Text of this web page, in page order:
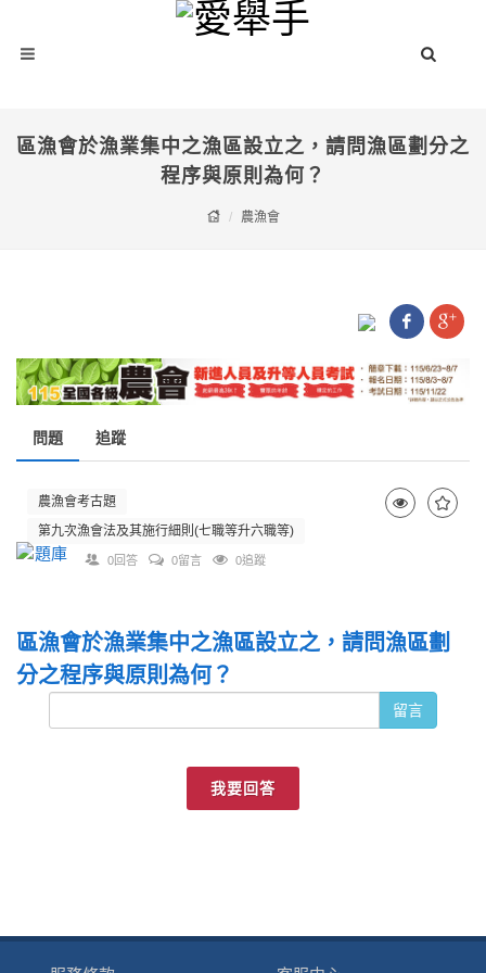
區漁會於漁業集中之漁區設立之，請問漁區劃分之
程序與原則為何？
農漁會
問題 追蹤
農漁會考古題
第九次漁會法及其施行細則(七職等升六職等)
0回答 0留言 0追蹤
區漁會於漁業集中之漁區設立之，請問漁區劃
分之程序與原則為何？
留言
我要回答